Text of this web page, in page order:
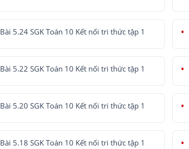
Bài 5.24 SGK Toán 10 Kết nối tri thức tập 1
Bài 5.22 SGK Toán 10 Kết nối tri thức tập 1
Bài 5.20 SGK Toán 10 Kết nối tri thức tập 1
Bài 5.18 SGK Toán 10 Kết nối tri thức tập 1